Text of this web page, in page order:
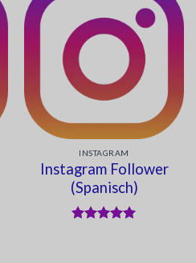
INSTAGRAM
Instagram Follower
(Spanisch)